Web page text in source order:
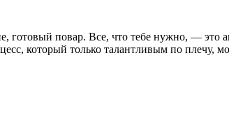
повар. Все, что тебе нужно, — это
который только талантливым по плечу,